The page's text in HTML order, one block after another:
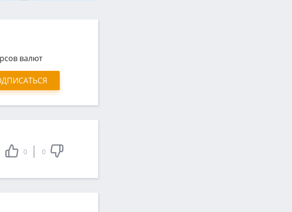
валют
0 0